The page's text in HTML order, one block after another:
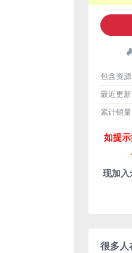
包含资
最近更
累计销
如提
现加
很多人